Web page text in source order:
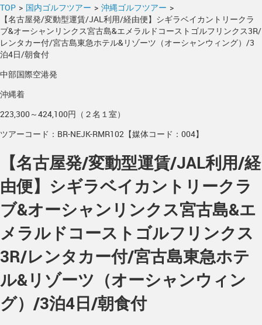
TOP > 国内ゴルフツアー > 沖縄ゴルフツアー >
【名古屋発/変動型運賃/JAL利用/経由便】シギラベイカントリークラ
ブ&オーシャンリンクス宮古島&エメラルドコーストゴルフリンクス3R/
レンタカー付/宮古島東急ホテル&リゾーツ（オーシャンウィング）/3
泊4日/朝食付
中部国際空港発
沖縄着
223,300～424,100円（２名１室）
ツアーコード：BR-NEJK-RMR102【媒体コード：004】
【名古屋発/変動型運賃/JAL利用/経
由便】シギラベイカントリークラ
ブ&オーシャンリンクス宮古島&エ
メラルドコーストゴルフリンクス
3R/レンタカー付/宮古島東急ホテ
ル&リゾーツ（オーシャンウィン
グ）/3泊4日/朝食付